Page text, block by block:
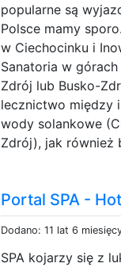
popularne są
Polsce mamy
w Ciechocinku i
Sanatoria w
Zdrój lub Busko-
lecznictwo między
wody solankowe
Zdrój), jak również
Portal SPA -
Dodano: 11 lat 6
SPA kojarzy się z